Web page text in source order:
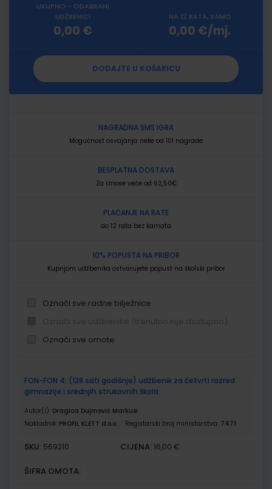
UKUPNO - ODABRANI
UDŽBENICI
0,00 €
NA 12 RATA, SAMO
0,00 €/mj.
DODAJTE U KOŠARICU
NAGRADNA SMS IGRA
Mogućnost osvajanja neke od 101 nagrade
BESPLATNA DOSTAVA
Za iznose veće od 62,50€
PLAĆANJE NA RATE
do 12 rata bez kamata
10% POPUSTA NA PRIBOR
Kupnjom udžbenika ostvarujete popust na školski pribor
Označi sve radne bilježnice
Označi sve omote
proizvodi
FON-FON 4; (128 sati godišnje) udžbenik za četvrti razred
gimnazije i srednjih strukovnih škola
Autor(i): Dragica Dujmović Markusi
Nakladnik: PROFIL KLETT d.o.o. Registarski broj ministarstva: 7471
SKU: 569210 CIJENA: 16,00 €
ŠIFRA OMOTA: